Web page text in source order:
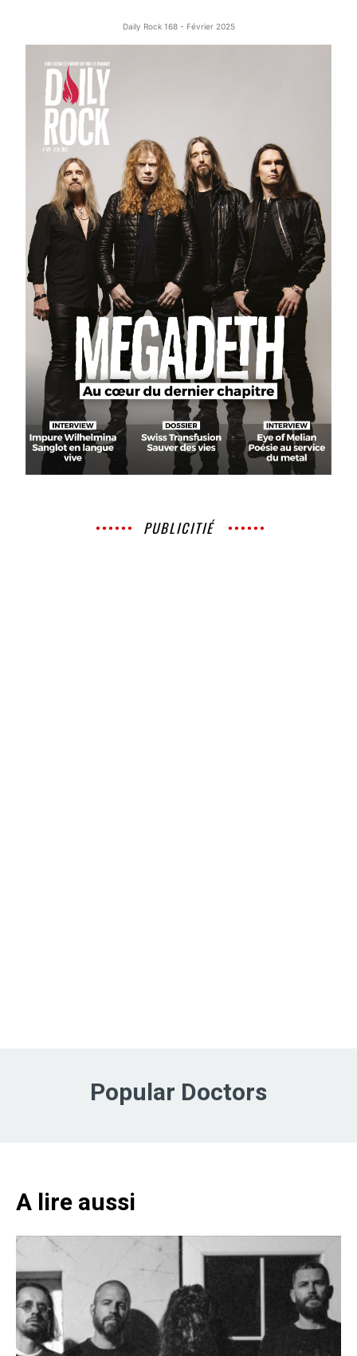
Daily Rock 168 - Février 2025
PUBLICITIÉ
Popular Doctors
A lire aussi